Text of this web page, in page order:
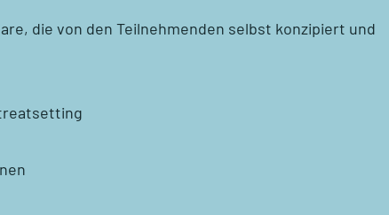
die von den Teilnehmenden selbst konzipiert und